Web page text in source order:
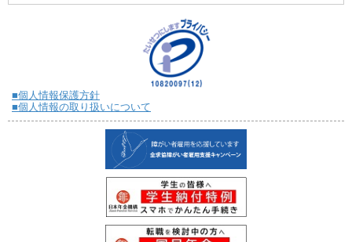
■個人情報保護方針
■個人情報の取り扱いについて